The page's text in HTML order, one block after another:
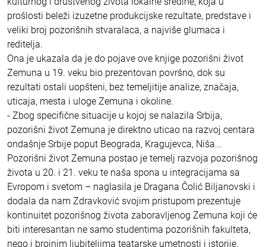
prošlosti beleži izuzetne produkcijske rezultate, predstave i
veliki broj pozorišnih stvaralaca, a najviše glumaca i
reditelja.
Ona je ukazala da je do pojave ove knjige pozorišni život
Zemuna u 19. veku bio prezentovan površno, dok su
rezultati ostali uopšteni, bez temeljitije analize, značaja,
uticaja, mesta i uloge Zemuna i okoline.
- Zbog specifične situacije u kojoj se nalazila Srbija,
pozorišni život Zemuna je direktno uticao na razvoj centara
ondašnje Srbije poput Beograda, Kragujevca, Niša...
Pozorišni život Zemuna postao je temelj razvoja pozorišnog
života u 20. i 21. veku te naša spona u integracijama sa
Evropom i svetom – naglasila je Dragana Čolić Biljanovski i
dodala da nam Zdravković svojim pristupom prezentuje
kontinuitet pozorišnog života zaboravljenog Zemuna koji će
biti interesantan ne samo studentima pozorišnih fakulteta,
nego i brojnim ljubiteljima teatarske umetnosti i istorije.